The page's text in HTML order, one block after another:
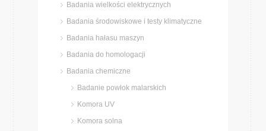
Badania wielkości elektrycznych
Badania środowiskowe i testy klimatyczne
Badania hałasu maszyn
Badania do homologacji
Badania chemiczne
Badanie powłok malarskich
Komora UV
Komora solna